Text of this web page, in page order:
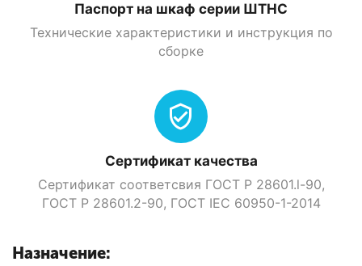
Паспорт на шкаф серии ШТНС
Технические характеристики и инструкция по
сборке
Сертификат качества
Сертификат соответсвия ГОСТ Р 28601.l-90,
ГОСТ Р 28601.2-90, ГOСТ IEC 60950-1-2014
Назначение: